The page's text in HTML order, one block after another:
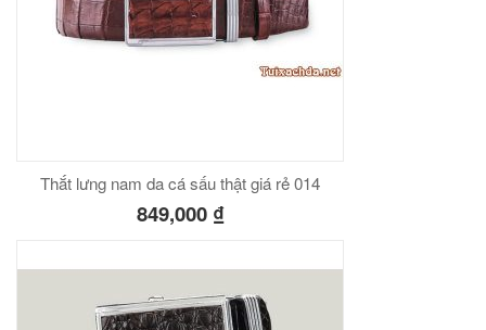
Thắt lưng nam da cá sấu thật giá rẻ 014
849,000 ₫